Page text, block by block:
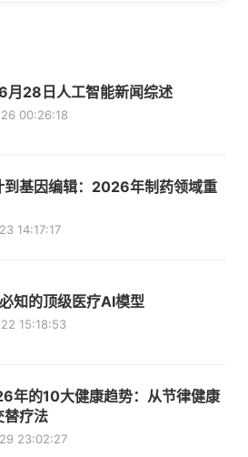
月28日人工智能新闻综述
00:26:18
到基因编辑：2026年制药领域重
14:17:17
知的顶级医疗AI模型
15:18:53
年的10大健康趋势：从节律健康
替疗法
23:02:27